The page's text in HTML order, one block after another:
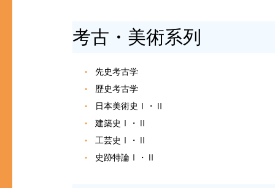
考古・美術系列
先史考古学
歴史考古学
日本美術史Ⅰ・Ⅱ
建築史Ⅰ・Ⅱ
工芸史Ⅰ・Ⅱ
史跡特論Ⅰ・Ⅱ